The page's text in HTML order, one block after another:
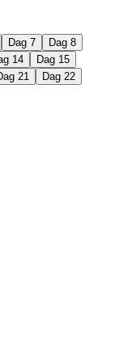
Dag 7
Dag 8
14
Dag 15
21 Dag 22